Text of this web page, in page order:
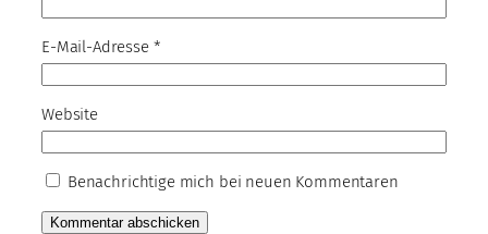
E-Mail-Adresse *
Website
Benachrichtige mich bei neuen Kommentaren